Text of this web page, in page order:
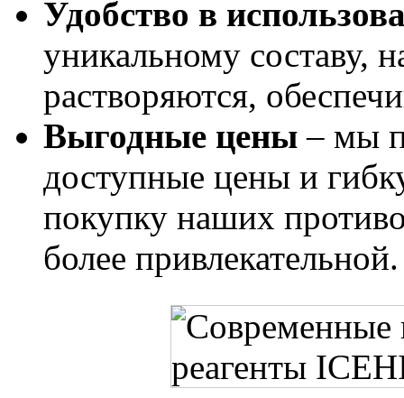
Удобство в
уникальному составу,
растворяются,
Выгодные цены – мы
доступные цены и
покупку наших
более